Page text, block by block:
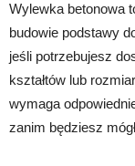
Wylewka betonowa
budowie podstawy
jeśli potrzebujesz
kształtów lub
wymaga
zanim będziesz